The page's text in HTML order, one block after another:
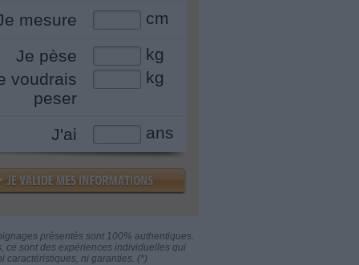
mesure cm
Je pèse
kg
voudrais
peser
kg
J'ai ans
présentés sont 100% authentiques.
ce sont des expériences individuelles qui
caractéristiques, ni garanties. (*)